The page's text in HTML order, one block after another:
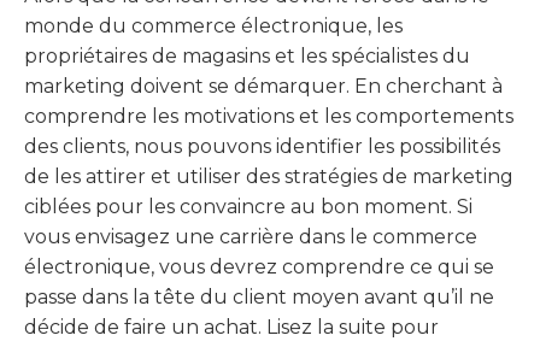
monde du commerce électronique, les
propriétaires de magasins et les spécialistes du
marketing doivent se démarquer. En cherchant à
comprendre les motivations et les comportements
des clients, nous pouvons identifier les possibilités
de les attirer et utiliser des stratégies de marketing
ciblées pour les convaincre au bon moment. Si
vous envisagez une carrière dans le commerce
électronique, vous devrez comprendre ce qui se
passe dans la tête du client moyen avant qu’il ne
décide de faire un achat. Lisez la suite pour